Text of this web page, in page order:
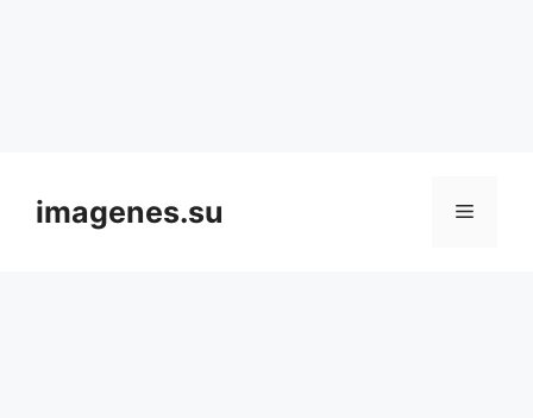
contentimagenes.su Menu